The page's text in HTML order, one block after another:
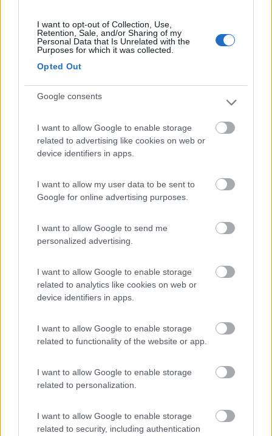
I want to opt-out of Collection, Use,
Retention, Sale, and/or Sharing of my
Personal Data that Is Unrelated with the
Purposes for which it was collected.
Opted Out
Google consents
I want to allow Google to enable storage
related to advertising like cookies on web or
device identifiers in apps.
I want to allow my user data to be sent to
Google for online advertising purposes.
I want to allow Google to send me
personalized advertising.
I want to allow Google to enable storage
related to analytics like cookies on web or
device identifiers in apps.
I want to allow Google to enable storage
related to functionality of the website or app.
I want to allow Google to enable storage
related to personalization.
I want to allow Google to enable storage
related to security, including authentication
Telefono:0922 970886
E-mail:infolampedusa@libero.it
Info Point c/o Aeroporto, Lampedusa
Telefono:0922 970886
E-mail: infolampedusa@libero.it
cristianello
3
Salve a tutti! Sono interessatissimo all'argomento perchè questa
estate dovendo passare circa due mesi a Lapedusa per
lavoro... e, essendo camperizzato e siciliano va da se che ho
più grande essendo amante della libera.. anche perchè se no
non ha senso possedere un camper (almeno per me) vorrei
di acqua che è la risorsa più preziosa dell'isola e come fare per
gli scarichi?
Spero che qualche anima buona possa illuminarmi! Vi ringrazio
seguo da sempre e ci trovo ottimi spunti e consigli moooolto
utili. Siete grandi!